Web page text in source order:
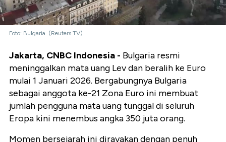
Foto: Bulgaria. (Reuters TV)
Jakarta, CNBC Indonesia - Bulgaria resmi
meninggalkan mata uang Lev dan beralih ke Euro
mulai 1 Januari 2026. Bergabungnya Bulgaria
sebagai anggota ke-21 Zona Euro ini membuat
jumlah pengguna mata uang tunggal di seluruh
Eropa kini menembus angka 350 juta orang.
Momen bersejarah ini dirayakan dengan penuh